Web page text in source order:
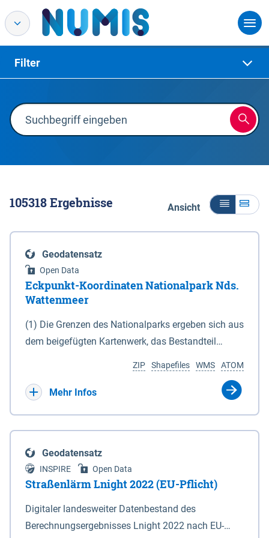
Filter
105318Ergebnisse Ansicht
Geodatensatz
Open Data
Eckpunkt-Koordinaten Nationalpark Nds.
Wattenmeer
(1) Die Grenzen des Nationalparks ergeben sich aus
dem beigefügten Kartenwerk, das Bestandteil
(DTK) im Maßstab 1 : 100 000 (Anlage 2), 2.
verkleinerte Amtliche Karte 1 : 5 000 (AK5) im
projizierte Koordinaten im Europäischen
Terrestrischen Referenzsystem 1989 (ETRS 89) mit
der Universalen Transversalen Mercator-Abbildung
bezogen auf die Zone 32 N (UTM 32N) dargestellt
(Anlage 4); Gleiches gilt für die geografischen
ATOM
WMS
Shapefiles
ZIP
Mehr Infos
Geodatensatz
INSPIRE Open Data
Straßenlärm Lnight 2022 (EU-Pflicht)
Digitaler landesweiter Datenbestand des
Berechnungsergebnisses Lnight 2022 nach EU-